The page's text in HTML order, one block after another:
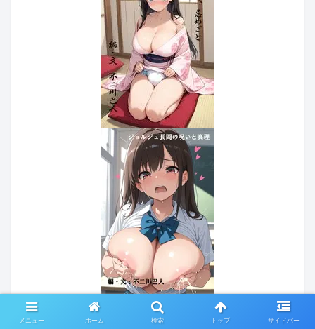
メニュー ホーム 検索 トップ サイドバー